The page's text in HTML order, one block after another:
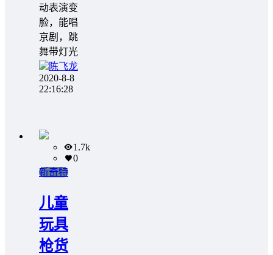
动表演变
脸，能唱
京剧，跳
舞带灯光
陈飞龙
2020-8-8
22:16:28
1.7k
0
新奇特
儿童
玩具
枪货